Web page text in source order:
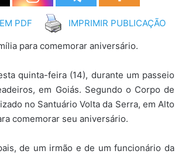
PDF IMPRIMIR PUBLICAÇÃO
para comemorar aniversário.
quinta-feira (14), durante um passeio
em Goiás. Segundo o Corpo de
no Santuário Volta da Serra, em Alto
comemorar seu aniversário.
de um irmão e de um funcionário da